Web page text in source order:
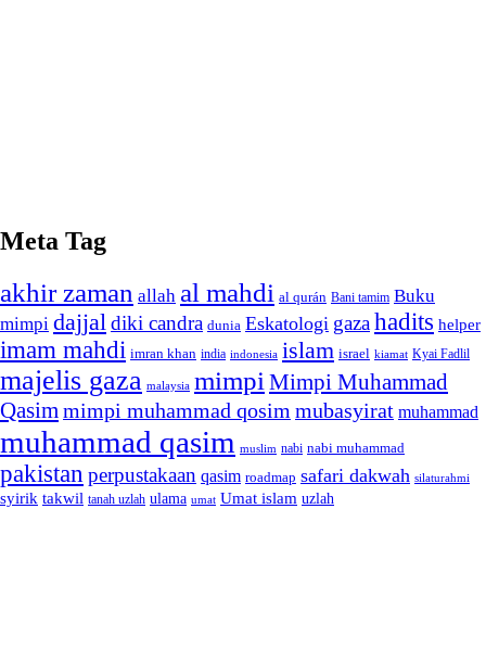
Meta Tag
akhir zaman allah al mahdi al qurán Bani tamim Buku
mimpi dajjaldiki candra dunia Eskatologi gazahadits helper
imam mahdi imran khan india indonesia islam israel kiamat Kyai Fadlil
majelis gaza malaysia mimpi Mimpi Muhammad
Qasimmimpi muhammad qosim mubasyirat muhammad
muhammad qasim muslim nabi nabi muhammad
pakistan perpustakaan qasim roadmap safari dakwah silaturahmi
syirik takwil tanah uzlah ulama umat Umat islam uzlah